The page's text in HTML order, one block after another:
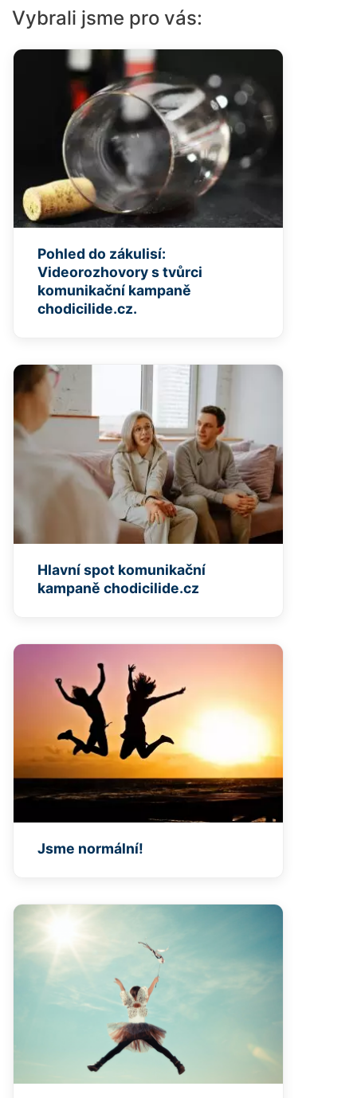
Vybrali jsme pro vás:
Pohled do zákulisí:
Videorozhovory s tvůrci
komunikační kampaně
chodicilide.cz.
Hlavní spot komunikační
kampaně chodicilide.cz
Jsme normální!